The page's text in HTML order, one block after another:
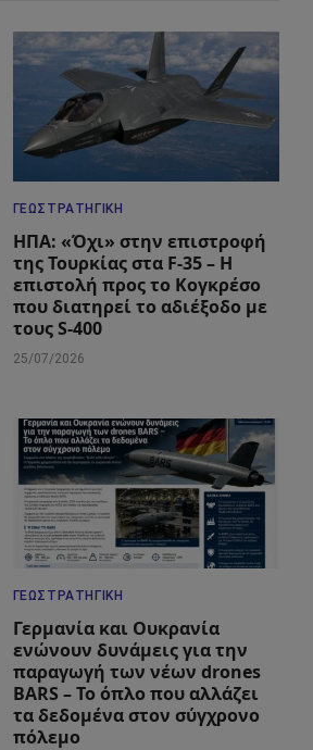
ΓΕΩΣΤΡΑΤΗΓΙΚΉ
ΗΠΑ: «Όχι» στην επιστροφή
της Τουρκίας στα F-35 – Η
επιστολή προς το Κογκρέσο
που διατηρεί το αδιέξοδο με
τους S-400
25/07/2026
ΓΕΩΣΤΡΑΤΗΓΙΚΉ
Γερμανία και Ουκρανία
ενώνουν δυνάμεις για την
παραγωγή των νέων drones
BARS – Το όπλο που αλλάζει
τα δεδομένα στον σύγχρονο
πόλεμο